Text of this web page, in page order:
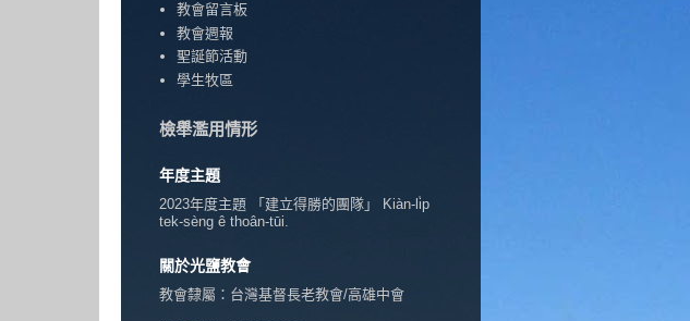
教會留言板
教會週報
聖誕節活動
學生牧區
檢舉濫用情形
年度主題
2023年度主題 「建立得勝的團隊」 Kiàn-li̍p
tek-sèng ê thoân-tūi.
關於光鹽教會
教會隸屬：台灣基督長老教會/高雄中會